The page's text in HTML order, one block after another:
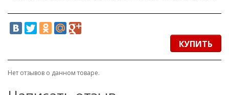
КУПИТЬ
Нет отзывов о данном товаре.